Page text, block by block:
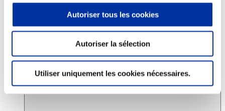
Autoriser tous les cookies
Autoriser la sélection
Utiliser uniquement les cookies nécessaires.
Consommation
Sécurité sanitaire
Viandes et santé
Info-veille scientifique
Sources d’information